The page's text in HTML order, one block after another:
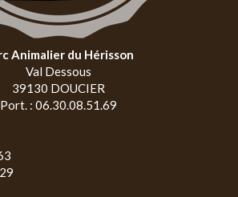
Animalier du Hérisson
Val Dessous
39130 DOUCIER
Port. : 06.30.08.51.69